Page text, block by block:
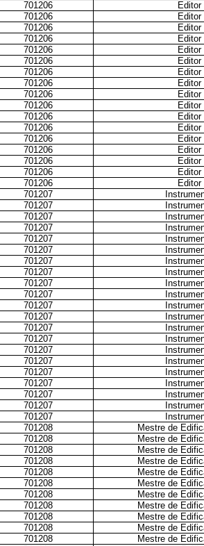
701206
701206
701206
701206
701206
701206
701206
701206
701206
701206
701206
701206
701206
701206
701206
701206
701206
701207
701207
701207
701207
701207
701207
701207
701207
701207
701207
701207
701207
701207
701207
701207
701207
701207
701207
701207
701207
701207
701208
Mestre de
701208
Mestre de
701208
Mestre de
701208
Mestre de
701208
Mestre de
701208
Mestre de
701208
Mestre de
701208
Mestre de
701208
Mestre de
701208
Mestre de
701208
Mestre de